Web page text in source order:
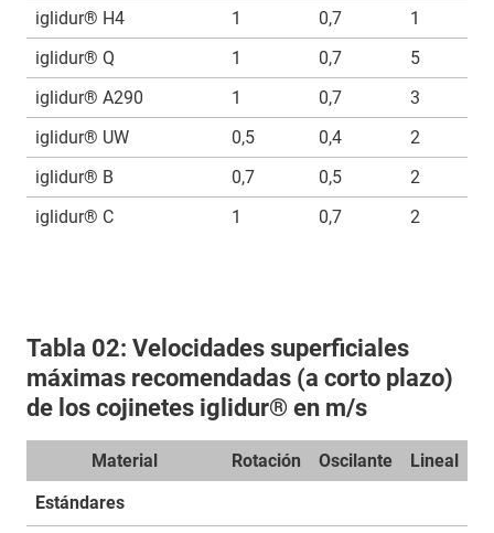
iglidur® H4
1 0,7
1
iglidur® Q
1 0,7
5
iglidur® A290
1 0,7
3
iglidur® UW
0,5 0,4
2
iglidur® B
0,7 0,5
2
iglidur® C
1 0,7 2
Tabla 02: Velocidades superficiales
máximas recomendadas (a corto plazo)
de los cojinetes iglidur® en m/s
Material Rotación Oscilante
Lineal
Estándares